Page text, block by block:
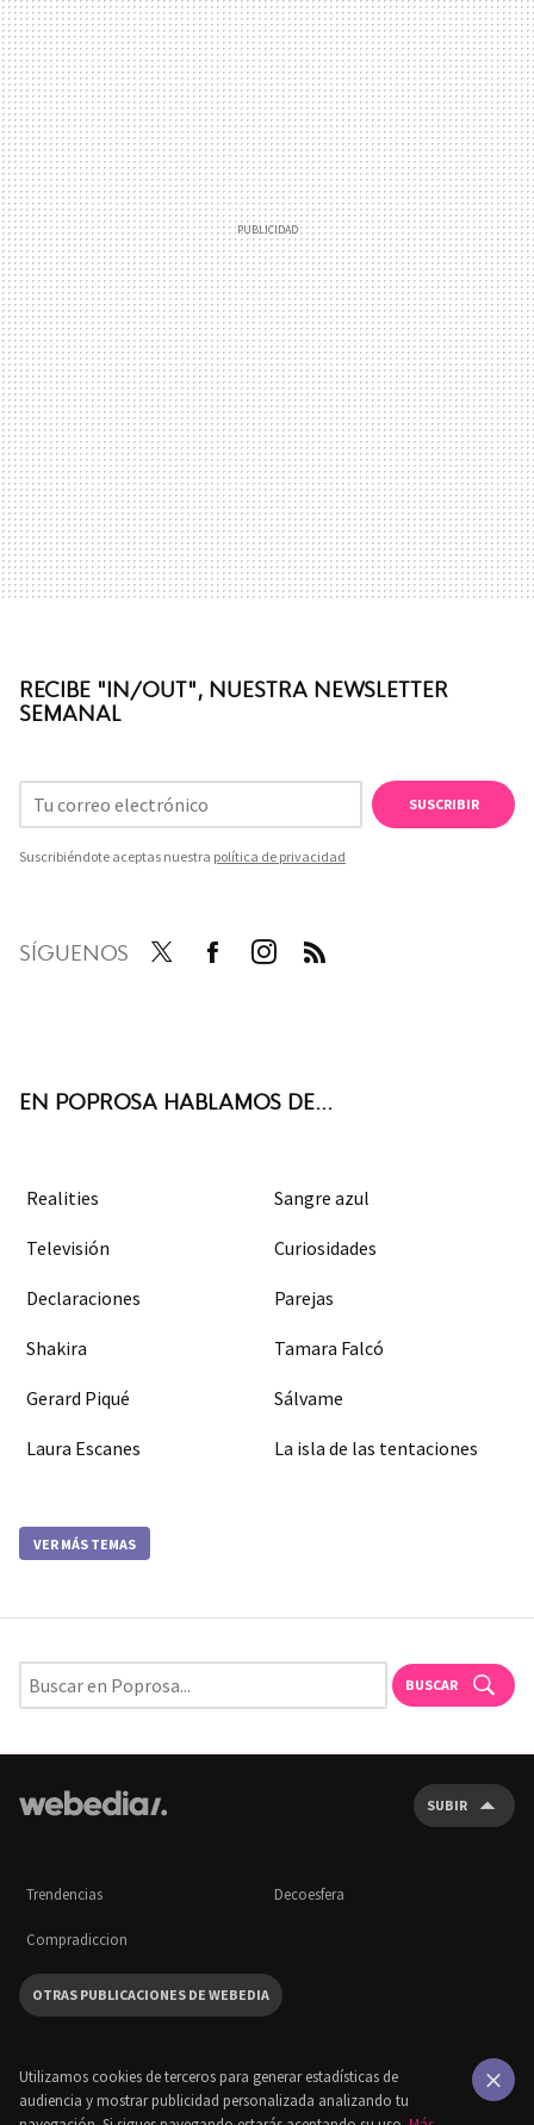
RECIBE "IN/OUT", NUESTRA NEWSLETTER
SEMANAL
SUSCRIBIR
Suscribiéndote aceptas nuestra política de privacidad
SÍGUENOS
EN POPROSA HABLAMOS DE...
Realities Sangre azul
Televisión Curiosidades
Declaraciones Parejas
Shakira Tamara Falcó
Gerard Piqué Sálvame
Laura Escanes La isla de las tentaciones
VER MÁS TEMAS
BUSCAR
SUBIR
Trendencias Decoesfera
Compradiccion
OTRAS PUBLICACIONES DE WEBEDIA
Utilizamos cookies de terceros para generar estadísticas de
audiencia y mostrar publicidad personalizada analizando tu